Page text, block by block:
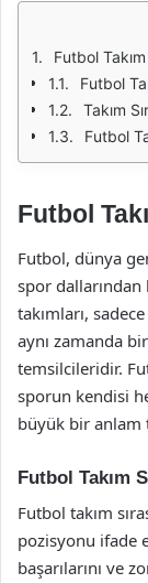
Futbol
Futbol
Takım
Futbol
Futbol
Futbol, dünya
spor
takımları,
aynı zamanda
temsilcileridir.
sporun kendisi
büyük bir anlam
Futbol Takım
Futbol takım
pozisyonu ifade
başarılarını ve